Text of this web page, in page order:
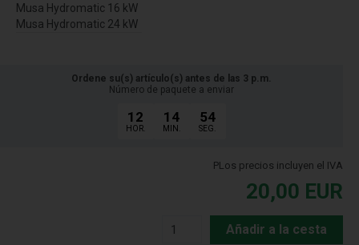
Musa Hydromatic 16 kW
Musa Hydromatic 24 kW
Ordene su(s) artículo(s) antes de las 3 p.m.
Número de paquete a enviar
12
HOR.
14
MIN.
53
SEG.
PLos precios incluyen el IVA
20,00 EUR
Añadir a la cesta